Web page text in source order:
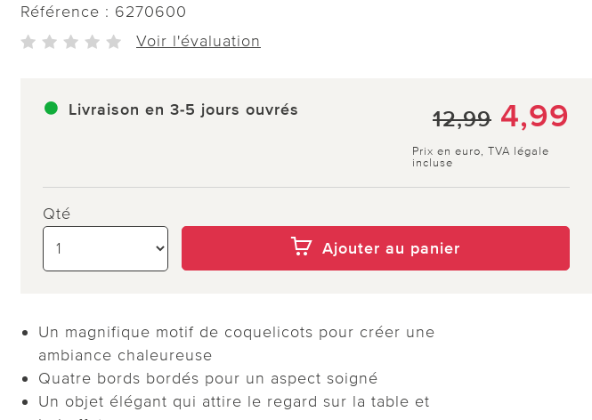
Référence : 6270600
Voir l'évaluation
Livraison en 3-5 jours ouvrés 12,99 4,99
Prix en euro, TVA légale
incluse
Qté
Ajouter au panier
Un magnifique motif de coquelicots pour créer une
ambiance chaleureuse
Quatre bords bordés pour un aspect soigné
Un objet élégant qui attire le regard sur la table et